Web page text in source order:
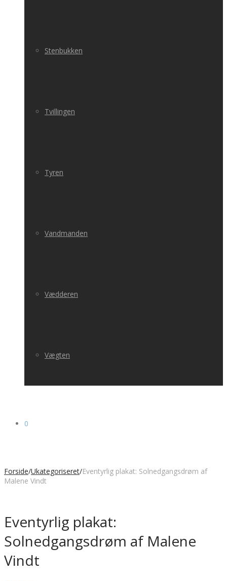
Stenbukken
Tvillingen
Tyren
Vandmanden
Vædderen
Vægten
0
Forside/Ukategoriseret/Eventyrlig plakat: Solnedgangsdrøm af
Malene Vindt
Eventyrlig plakat:
Solnedgangsdrøm af Malene
Vindt